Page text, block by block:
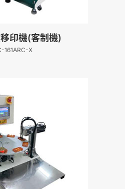
印機(客制機)
161ARC-X